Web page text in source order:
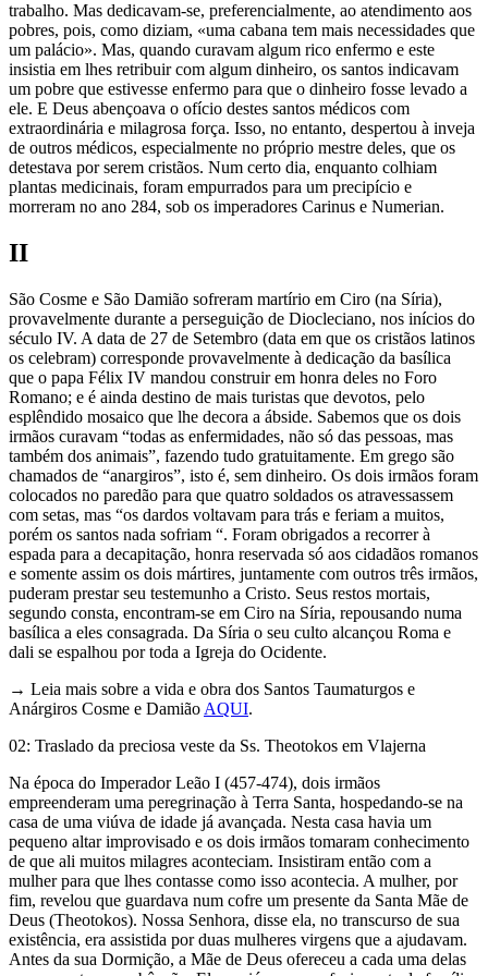
trabalho. Mas dedicavam-se, preferencialmente, ao atendimento aos
pobres, pois, como diziam, «uma cabana tem mais necessidades que
um palácio». Mas, quando curavam algum rico enfermo e este
insistia em lhes retribuir com algum dinheiro, os santos indicavam
um pobre que estivesse enfermo para que o dinheiro fosse levado a
ele. E Deus abençoava o ofício destes santos médicos com
extraordinária e milagrosa força. Isso, no entanto, despertou à inveja
de outros médicos, especialmente no próprio mestre deles, que os
detestava por serem cristãos. Num certo dia, enquanto colhiam
plantas medicinais, foram empurrados para um precipício e
morreram no ano 284, sob os imperadores Carinus e Numerian.
II
São Cosme e São Damião sofreram martírio em Ciro (na Síria),
provavelmente durante a perseguição de Diocleciano, nos inícios do
século IV. A data de 27 de Setembro (data em que os cristãos latinos
os celebram) corresponde provavelmente à dedicação da basílica
que o papa Félix IV mandou construir em honra deles no Foro
Romano; e é ainda destino de mais turistas que devotos, pelo
esplêndido mosaico que lhe decora a ábside. Sabemos que os dois
irmãos curavam “todas as enfermidades, não só das pessoas, mas
também dos animais”, fazendo tudo gratuitamente. Em grego são
chamados de “anargiros”, isto é, sem dinheiro. Os dois irmãos foram
colocados no paredão para que quatro soldados os atravessassem
com setas, mas “os dardos voltavam para trás e feriam a muitos,
porém os santos nada sofriam “. Foram obrigados a recorrer à
espada para a decapitação, honra reservada só aos cidadãos romanos
e somente assim os dois mártires, juntamente com outros três irmãos,
puderam prestar seu testemunho a Cristo. Seus restos mortais,
segundo consta, encontram-se em Ciro na Síria, repousando numa
basílica a eles consagrada. Da Síria o seu culto alcançou Roma e
dali se espalhou por toda a Igreja do Ocidente.
→ Leia mais sobre a vida e obra dos Santos Taumaturgos e
Anárgiros Cosme e Damião AQUI.
02: Traslado da preciosa veste da Ss. Theotokos em Vlajerna
Na época do Imperador Leão I (457-474), dois irmãos
empreenderam uma peregrinação à Terra Santa, hospedando-se na
casa de uma viúva de idade já avançada. Nesta casa havia um
pequeno altar improvisado e os dois irmãos tomaram conhecimento
de que ali muitos milagres aconteciam. Insistiram então com a
mulher para que lhes contasse como isso acontecia. A mulher, por
fim, revelou que guardava num cofre um presente da Santa Mãe de
Deus (Theotokos). Nossa Senhora, disse ela, no transcurso de sua
existência, era assistida por duas mulheres virgens que a ajudavam.
Antes da sua Dormição, a Mãe de Deus ofereceu a cada uma delas